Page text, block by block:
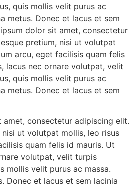
quis mollis velit purus ac
metus. Donec et lacus et sem
dolor sit amet, consectetur
pretium, nisi ut volutpat
arcu, eget facilisis quam felis
lacus nec ornare volutpat, velit
quis mollis velit purus ac
metus. Donec et lacus et sem
amet, consectetur adipiscing elit.
nisi ut volutpat mollis, leo risus
quam felis id mauris. Ut
volutpat, velit turpis
mollis velit purus ac massa.
Donec et lacus et sem lacinia